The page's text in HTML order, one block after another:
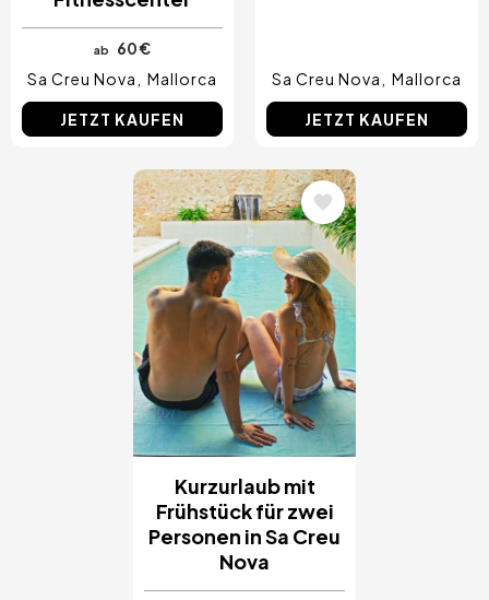
ab
60 €
Sa Creu Nova
Mallorca
JETZT KAUFEN
Sa Creu Nova Mallorca
JETZT KAUFEN
Bild
Kurzurlaub mit
Frühstück für zwei
Personen in Sa Creu
Nova